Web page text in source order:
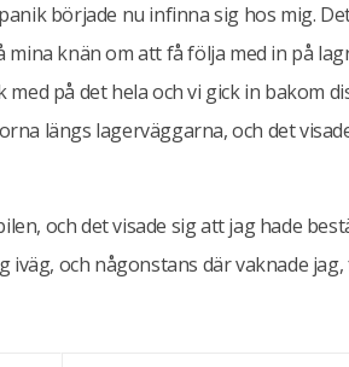
började nu infinna sig hos mig.
mina knän om att få följa med in på
med på det hela och vi gick in bakom
längs lagerväggarna, och det
och det visade sig att jag hade
iväg, och någonstans där vaknade